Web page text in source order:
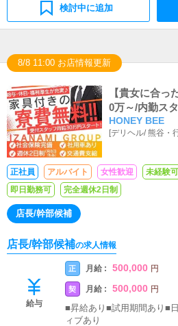
検討中に追加
8/8 11:00 お店情報更新
【貴女に合っ
0万～/内勤ス
ト時給1,200円
HONEY BEE
[デリヘル/熊谷・
正社員 アルバイト 女性歓迎 未経験可
即日勤務可
完全週休2日制
店長/幹部候補
店長/幹部候補の求人情報
給与
正 月給 : 500,000 円
契 月給 : 500,000 円
■昇給あり■試用期間あり■
ィブあり